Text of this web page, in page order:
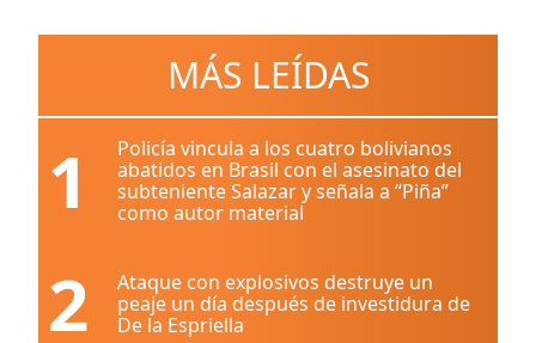
MÁS LEÍDAS
1
Policía vincula a los cuatro bolivianos
abatidos en Brasil con el asesinato del
subteniente Salazar y señala a “Piña”
como autor material
2
Ataque con explosivos destruye un
peaje un día después de investidura de
De la Espriella